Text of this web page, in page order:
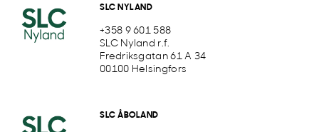
SLC NYLAND
+358 9 601 588
SLC Nyland r.f.
Fredriksgatan 61 A 34
00100 Helsingfors
SLC ÅBOLAND